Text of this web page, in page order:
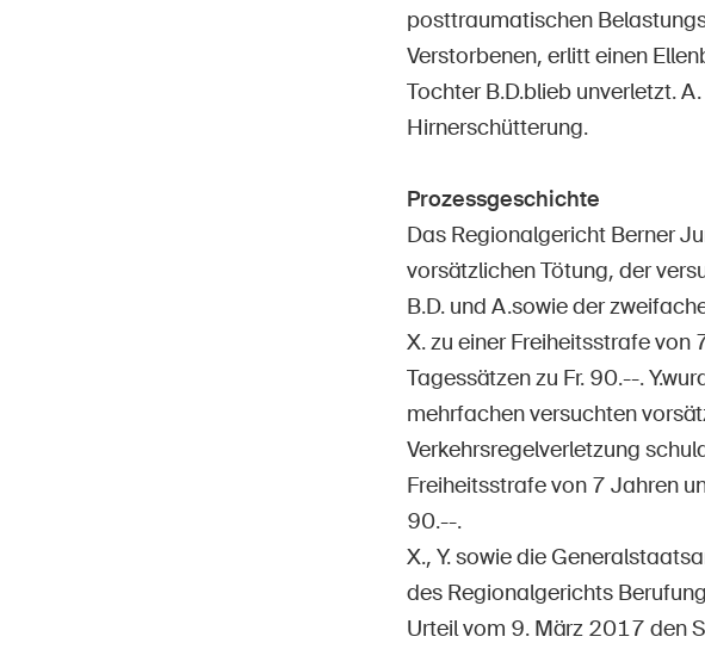
posttraumatischen
Verstorbenen, erlitt einen
Tochter B.D.blieb unverletzt.
Hirnerschütterung.
Prozessgeschichte
Das Regionalgericht Berner
vorsätzlichen Tötung, der
B.D. und A.sowie der
X. zu einer Freiheitsstrafe
Tagessätzen zu Fr. 90.--.
mehrfachen versuchten
Verkehrsregelverletzung
Freiheitsstrafe von 7 Jahren
90.--.
X., Y. sowie die
des Regionalgerichts
Urteil vom 9. März 2017 den